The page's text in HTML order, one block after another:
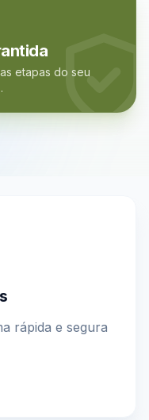
etapas do seu
rápida e segura